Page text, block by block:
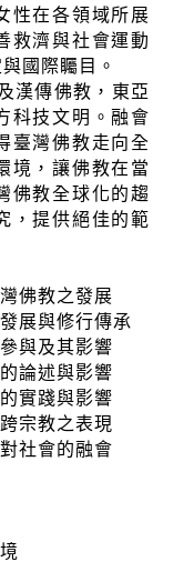
性在各領域所展
救濟與社會運動
國際矚目。
漢傳佛教，東亞
科技文明。融會
臺灣佛教走向全
境，讓佛教在當
佛教全球化的趨
，提供絕佳的範
佛教之發展
展與修行傳承
與及其影響
論述與影響
實踐與影響
宗教之表現
社會的融會